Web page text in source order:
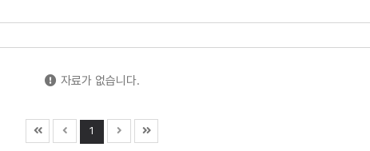
자료가 없습니다.
1